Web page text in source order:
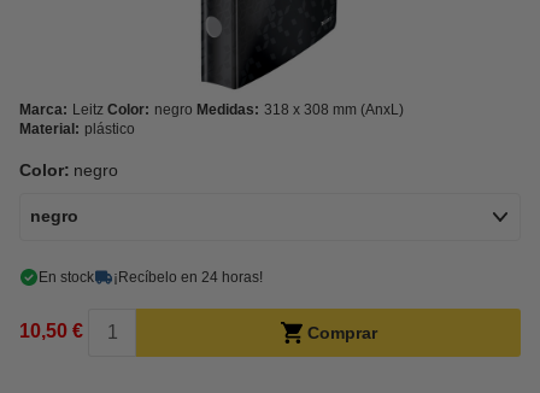
Marca: Leitz Color: negro Medidas: 318 x 308 mm (AnxL)
Material: plástico
Color: negro
negro
En stock ¡Recíbelo en 24 horas!
10,50 € Comprar